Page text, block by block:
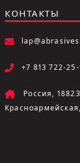
КОНТАКТЫ
+7 813 722-
Россия,